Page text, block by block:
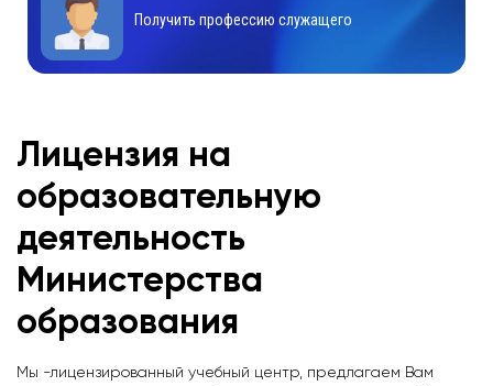
Получить профессию служащего
Лицензия на
образовательную
деятельность
Министерства
образования
Мы -лицензированный учебный центр, предлагаем Вам